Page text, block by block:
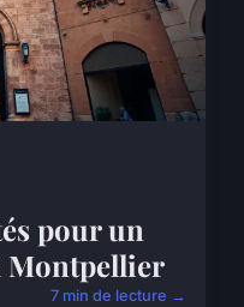
pour un
Montpellier
7 min de lecture →